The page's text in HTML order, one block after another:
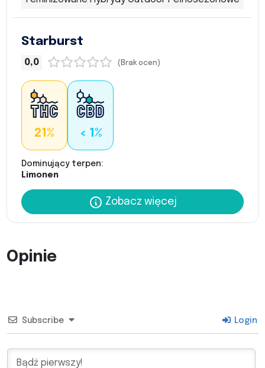
Starburst
0,0 (Brak ocen)
21% < 1%
Dominujący terpen:
Limonen
Zobacz więcej
Opinie
Subscribe Login